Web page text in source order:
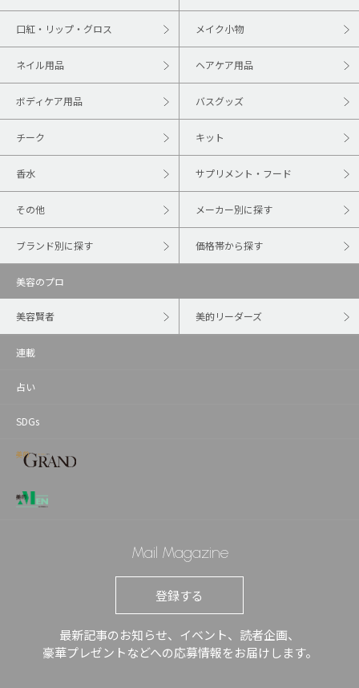
口紅・リップ・グロス メイク小物
ネイル用品 ヘアケア用品
ボディケア用品 バスグッズ
チーク キット
香水 サプリメント・フード
その他 メーカー別に探す
ブランド別に探す 価格帯から探す
美容のプロ
美容賢者 美的リーダーズ
連載
占い
SDGs
Mail Magazine
登録する
最新記事のお知らせ、イベント、読者企画、
豪華プレゼントなどへの応募情報をお届けします。